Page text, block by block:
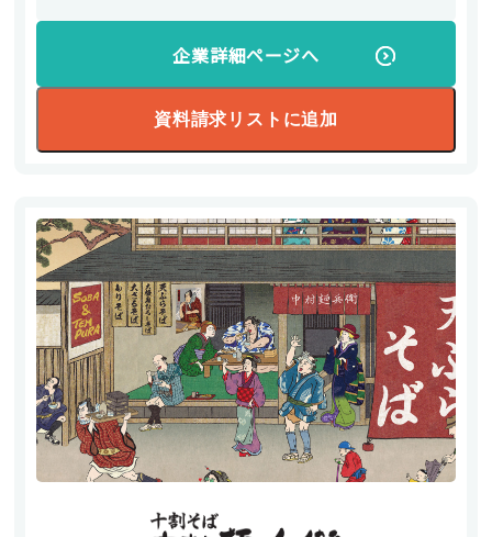
企業詳細ページへ
資料請求リストに追加